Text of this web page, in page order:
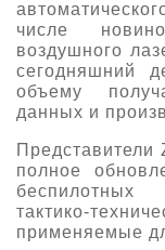
числе
воздушного
сегодняшний
объему
данных и
Представители
полное
тактико-
применяемые